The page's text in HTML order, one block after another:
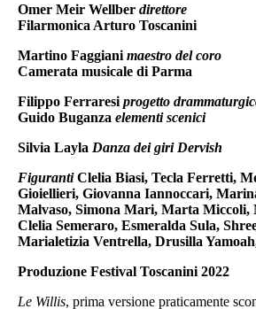
Omer Meir Wellber direttore
Filarmonica Arturo Toscanini
Martino Faggiani maestro del coro
Camerata musicale di Parma
Filippo Ferraresi progetto
Guido Buganza elementi scenici
Silvia Layla Danza dei giri Dervish
FigurantiClelia Biasi, Tecla Ferretti,
Gioiellieri, Giovanna Iannoccari,
Malvaso, Simona Mari, Marta
Clelia Semeraro, Esmeralda Sula,
Marialetizia Ventrella, Drusilla
Produzione Festival Toscanini 2022
Le Willis, prima versione praticamente